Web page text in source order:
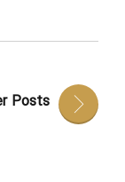
Posts